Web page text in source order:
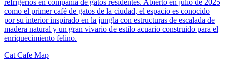
refrigerios en compañía de gatos residentes. Abierto en julio de 2025
como el primer café de gatos de la ciudad, el espacio es conocido
por su interior inspirado en la jungla con estructuras de escalada de
madera natural y un gran vivario de estilo acuario construido para el
enriquecimiento felino.
Cat Cafe Map